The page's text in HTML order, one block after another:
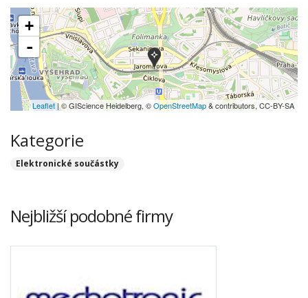
+
-
Leaflet| © GIScience Heidelberg, ©OpenStreetMap& contributors, CC-BY-SA
Kategorie
Elektronické součástky
Nejbližší podobné firmy